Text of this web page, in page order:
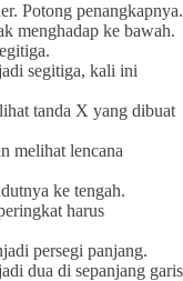
Potong penangkapnya.
menghadap ke bawah.
segitiga, kali ini
tanda X yang dibuat
melihat lencana
ke tengah.
harus
persegi panjang.
dua di sepanjang garis